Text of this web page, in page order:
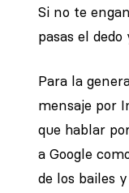
Si no te
pasas el
Para la
mensaje por
que hablar
a Google
de los bailes